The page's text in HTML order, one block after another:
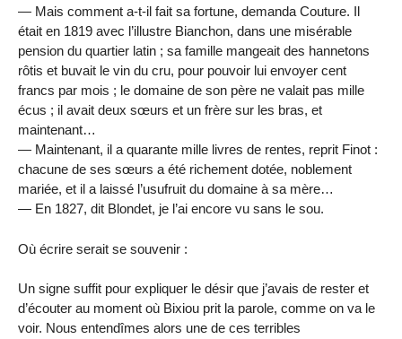
— Mais comment a-t-il fait sa fortune, demanda Couture. Il
était en 1819 avec l’illustre Bianchon, dans une misérable
pension du quartier latin ; sa famille mangeait des hannetons
rôtis et buvait le vin du cru, pour pouvoir lui envoyer cent
francs par mois ; le domaine de son père ne valait pas mille
écus ; il avait deux sœurs et un frère sur les bras, et
maintenant…
— Maintenant, il a quarante mille livres de rentes, reprit Finot :
chacune de ses sœurs a été richement dotée, noblement
mariée, et il a laissé l’usufruit du domaine à sa mère…
— En 1827, dit Blondet, je l’ai encore vu sans le sou.
Où écrire serait se souvenir :
Un signe suffit pour expliquer le désir que j’avais de rester et
d’écouter au moment où Bixiou prit la parole, comme on va le
voir. Nous entendîmes alors une de ces terribles